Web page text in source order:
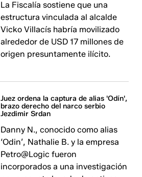
La Fiscalía sostiene que una
estructura vinculada al alcalde
Vicko Villacís habría movilizado
alrededor de USD 17 millones de
origen presuntamente ilícito.
Juez ordena la captura de alias 'Odín',
brazo derecho del narco serbio
Jezdimir Srdan
Danny N., conocido como alias
‘Odin’, Nathalie B. y la empresa
Petro@Logic fueron
incorporados a una investigación